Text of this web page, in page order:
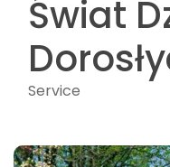
Świat
Service